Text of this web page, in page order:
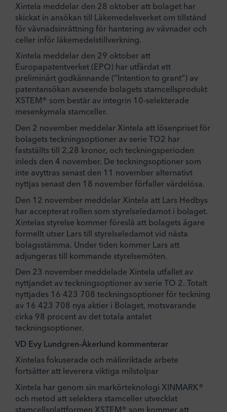
Xintela meddelar den 28 oktober att bolaget har
skickat in ansökan till Läkemedelsverket om tillstånd
för vävnadsinrättning för hantering av vävnader och
celler inför läkemedelstillverkning.
Xintela meddelar den 29 oktober att
Europapatentverket (EPO) har utfärdat ett
preliminärt godkännande (”Intention to grant”) av
patentansökan avseende bolagets stamcellsprodukt
XSTEM® som består av integrin 10-selekterade
mesenkymala stamceller.
Den 2 november meddelar Xintela att lösenpriset för
bolagets teckningsoptioner av serie TO2 har
fastställts till 2,28 kronor, och teckningsperioden
inleds den 4 november. De teckningsoptioner som
inte avyttras senast den 11 november alternativt
nyttjas senast den 18 november förfaller värdelösa.
Den 12 november meddelar Xintela att Lars Hedbys
har accepterat rollen som styrelseledamot i bolaget.
Xintelas styrelse kommer föreslå att bolagets ägare
formellt utser Lars till styrelseledamot vid nästa
bolagsstämma. Under tiden kommer Lars att
adjungeras till kommande styrelsemöten.
Den 23 november meddelade Xintela utfallet av
nyttjandet av teckningsoptioner av serie TO 2. Totalt
nyttjades 16 423 708 teckningsoptioner för teckning
av 16 423 708 nya aktier i Bolaget, motsvarande
cirka 98 procent av det totala antalet
teckningsoptioner.
VD Evy Lundgren-Åkerlund kommenterar
Xintelas fokuserade och målinriktade arbete
fortsätter att leverera viktiga milstolpar
Xintela har genom sin markörteknologi XINMARK®
och metod att selektera stamceller utvecklat
stamcellsplattformen XSTEM® som kommer att